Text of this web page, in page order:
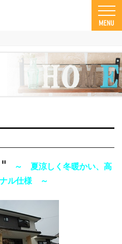
建て｜アセットホーム
～ 夏涼しく冬暖かい、高
ナル仕様 ～